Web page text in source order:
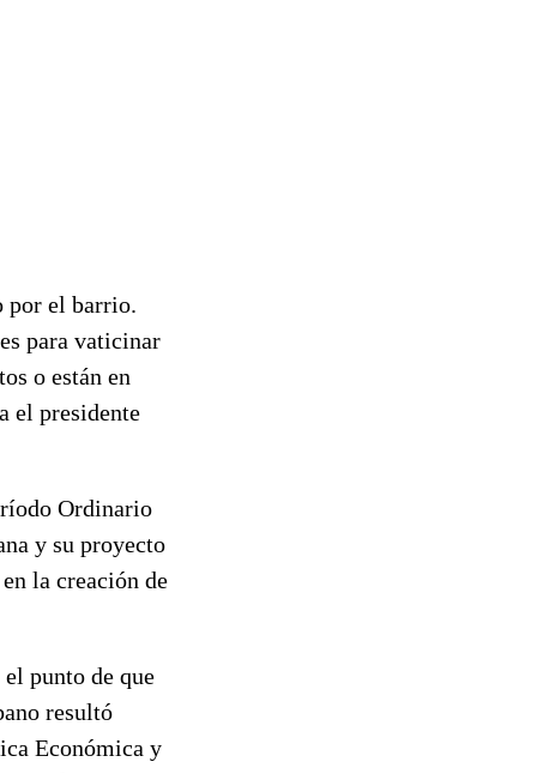
por el barrio.
para vaticinar
o están en
el presidente
Ordinario
y su proyecto
la creación de
punto de que
resultó
Económica y